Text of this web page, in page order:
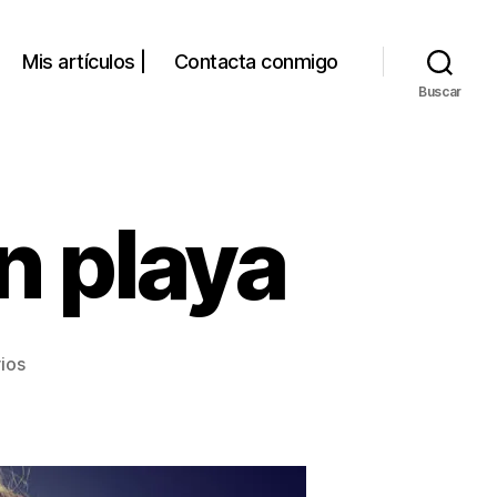
Mis artículos | Contacta conmigo
Buscar
playa
en
playa